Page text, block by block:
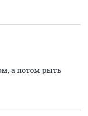
а потом рыть